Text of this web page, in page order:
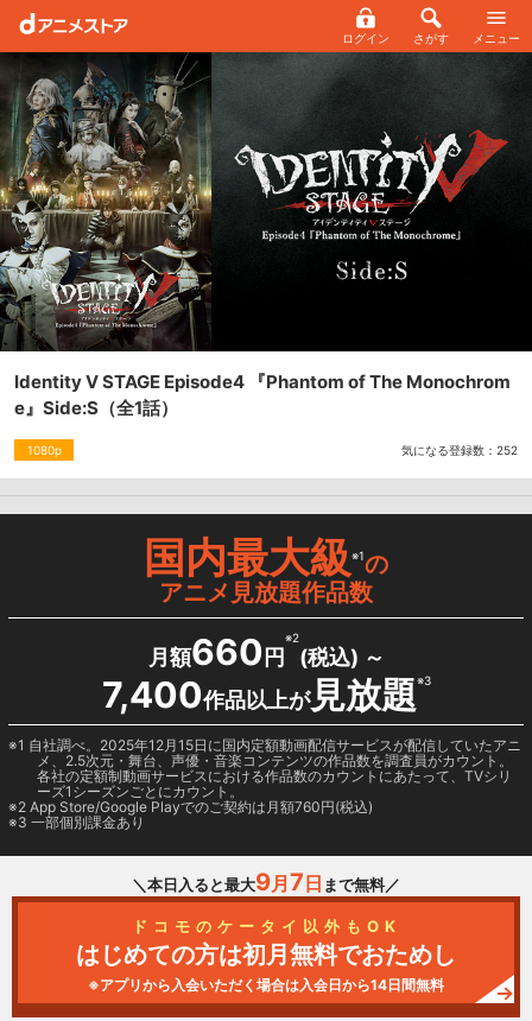
ログイン さがす メニュー
Identity V STAGE Episode4 『Phantom of The Monochrom
e』Side:S （全1話）
1080p 気になる登録数： 252
国内最大級※1の
アニメ見放題作品数
月額660 円
※2
(税込) ～
7,400作品以上が見放題※3
1 自社調べ。2025年12月15日に国内定額動画配信サービスが配信していたアニ
メ、2.5次元・舞台、声優・音楽コンテンツの作品数を調査員がカウント。
各社の定額制動画サービスにおける作品数のカウントにあたって、TVシリ
ーズ1シーズンごとにカウント。
2 App Store/Google Playでのご契約は月額760円(税込)
3 一部個別課金あり
＼本日入ると最大9月 7 日 まで無料／
ドコモのケータイ以外もOK
はじめての方は初月無料でおためし
※アプリから入会いただく場合は入会日から14日間無料